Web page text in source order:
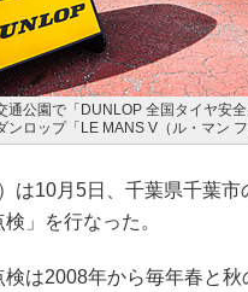
公園で「DUNLOP 全国タイヤ安全
ロップ「LE MANS V（ル・マン フ
は10月5日、千葉県千葉市
」を行なった。
は2008年から毎年春と秋